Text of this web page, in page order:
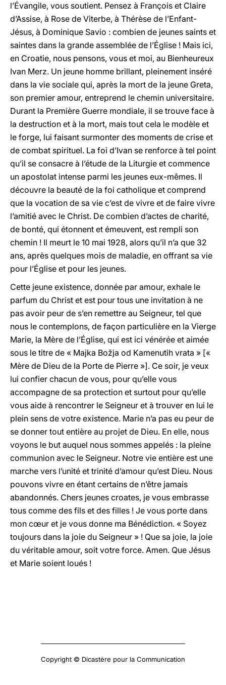
l’Évangile, vous soutient. Pensez à François et Claire
d’Assise, à Rose de Viterbe, à Thérèse de l’Enfant-
Jésus, à Dominique Savio : combien de jeunes saints et
saintes dans la grande assemblée de l’Église ! Mais ici,
en Croatie, nous pensons, vous et moi, au Bienheureux
Ivan Merz. Un jeune homme brillant, pleinement inséré
dans la vie sociale qui, après la mort de la jeune Greta,
son premier amour, entreprend le chemin universitaire.
Durant la Première Guerre mondiale, il se trouve face à
la destruction et à la mort, mais tout cela le modèle et
le forge, lui faisant surmonter des moments de crise et
de combat spirituel. La foi d’Ivan se renforce à tel point
qu’il se consacre à l’étude de la Liturgie et commence
un apostolat intense parmi les jeunes eux-mêmes. Il
découvre la beauté de la foi catholique et comprend
que la vocation de sa vie c’est de vivre et de faire vivre
l’amitié avec le Christ. De combien d’actes de charité,
de bonté, qui étonnent et émeuvent, est rempli son
chemin ! Il meurt le 10 mai 1928, alors qu’il n’a que 32
ans, après quelques mois de maladie, en offrant sa vie
pour l’Église et pour les jeunes.
Cette jeune existence, donnée par amour, exhale le
parfum du Christ et est pour tous une invitation à ne
pas avoir peur de s’en remettre au Seigneur, tel que
nous le contemplons, de façon particulière en la Vierge
Marie, la Mère de l’Église, qui est ici vénérée et aimée
sous le titre de « Majka Božja od Kamenutih vrata » [«
Mère de Dieu de la Porte de Pierre »]. Ce soir, je veux
lui confier chacun de vous, pour qu’elle vous
accompagne de sa protection et surtout pour qu’elle
vous aide à rencontrer le Seigneur et à trouver en lui le
plein sens de votre existence. Marie n’a pas eu peur de
se donner tout entière au projet de Dieu. En elle, nous
voyons le but auquel nous sommes appelés : la pleine
communion avec le Seigneur. Notre vie entière est une
marche vers l’unité et trinité d’amour qu’est Dieu. Nous
pouvons vivre en étant certains de n’être jamais
abandonnés. Chers jeunes croates, je vous embrasse
tous comme des fils et des filles ! Je vous porte dans
mon cœur et je vous donne ma Bénédiction. « Soyez
toujours dans la joie du Seigneur » ! Que sa joie, la joie
du véritable amour, soit votre force. Amen. Que Jésus
et Marie soient loués !
Copyright © Dicastère pour la Communication